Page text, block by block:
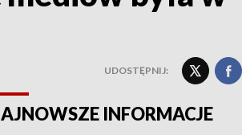
UDOSTĘPNIJ:
INFORMACJE